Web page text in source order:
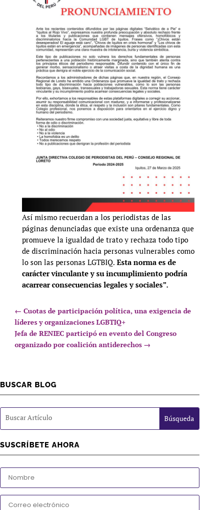
Así mismo recuerdan a los periodistas de las
páginas denunciadas que existe una ordenanza que
promueve la igualdad de trato y rechaza todo tipo
de discriminación hacia personas vulnerables como
lo son las personas LGTBIQ. Esta norma es de
carácter vinculante y su incumplimiento podría
acarrear consecuencias legales y sociales”.
← Cuotas de participación política, una exigencia de
líderes y organizaciones LGBTIQ+
Jefa de RENIEC participó en evento del Congreso
organizado por coalición antiderechos →
BUSCAR BLOG
SUSCRÍBETE AHORA